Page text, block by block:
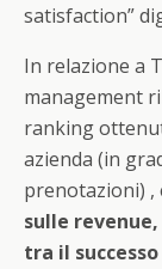
satisfaction”
In relazione a
management
ranking
azienda (in
prenotazioni) ,
sulle
tra il